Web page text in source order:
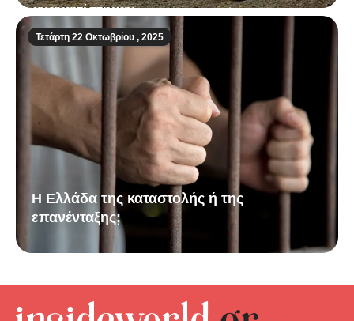
αναχαιτίστηκαν»
Τετάρτη 22 Οκτωβρίου , 2025
Η Ελλάδα της καταστολής ή της
επανένταξης;